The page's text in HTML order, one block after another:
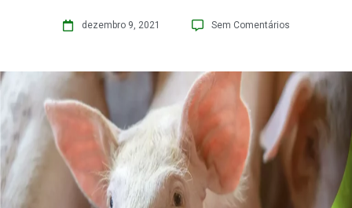
dezembro 9, 2021 Sem Comentários